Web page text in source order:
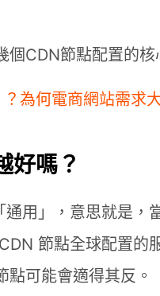
CDN節點配置的核
為何電商網站需求
好嗎？
用」，意思就是，
節點全球配置的
可能會適得其反。